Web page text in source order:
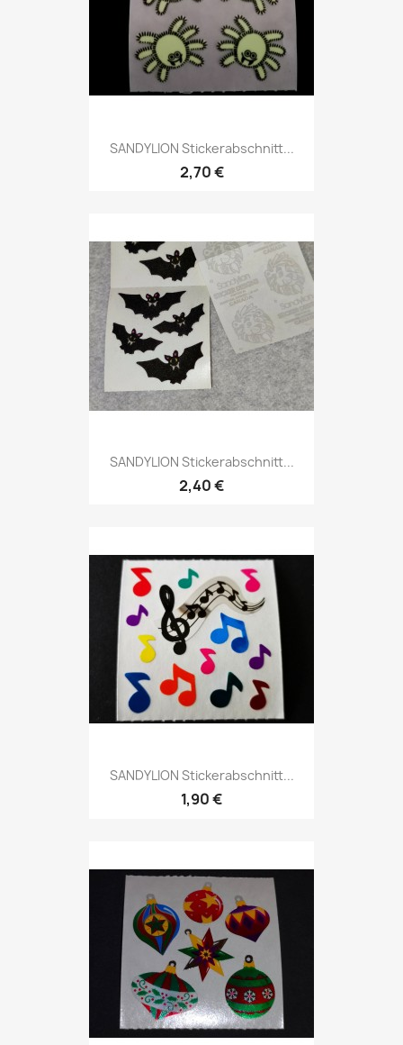
SANDYLION Stickerabschnitt...
2,70 €
SANDYLION Stickerabschnitt...
2,40 €
SANDYLION Stickerabschnitt...
1,90 €